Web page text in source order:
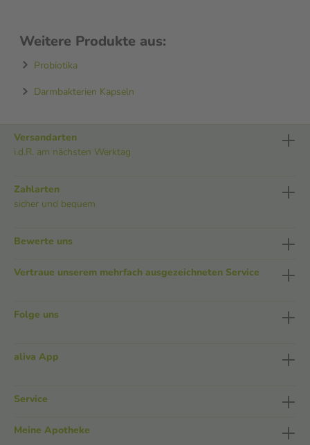
Weitere Produkte aus:
Probiotika
Darmbakterien Kapseln
Versandarten
i.d.R. am nächsten Werktag
Zahlarten
sicher und bequem
Bewerte uns
Vertraue unserem mehrfach ausgezeichneten Service
Folge uns
aliva App
Service
Meine Apotheke